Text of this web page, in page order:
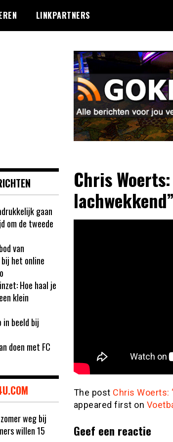
LINKPARTNERS
Chris
The post Chris Woerts:
appeared first on
Geef een reactie
gaan
om de tweede
van
het online
Hoe haal je
klein
in beeld bij
doen met FC
weg bij
willen 15